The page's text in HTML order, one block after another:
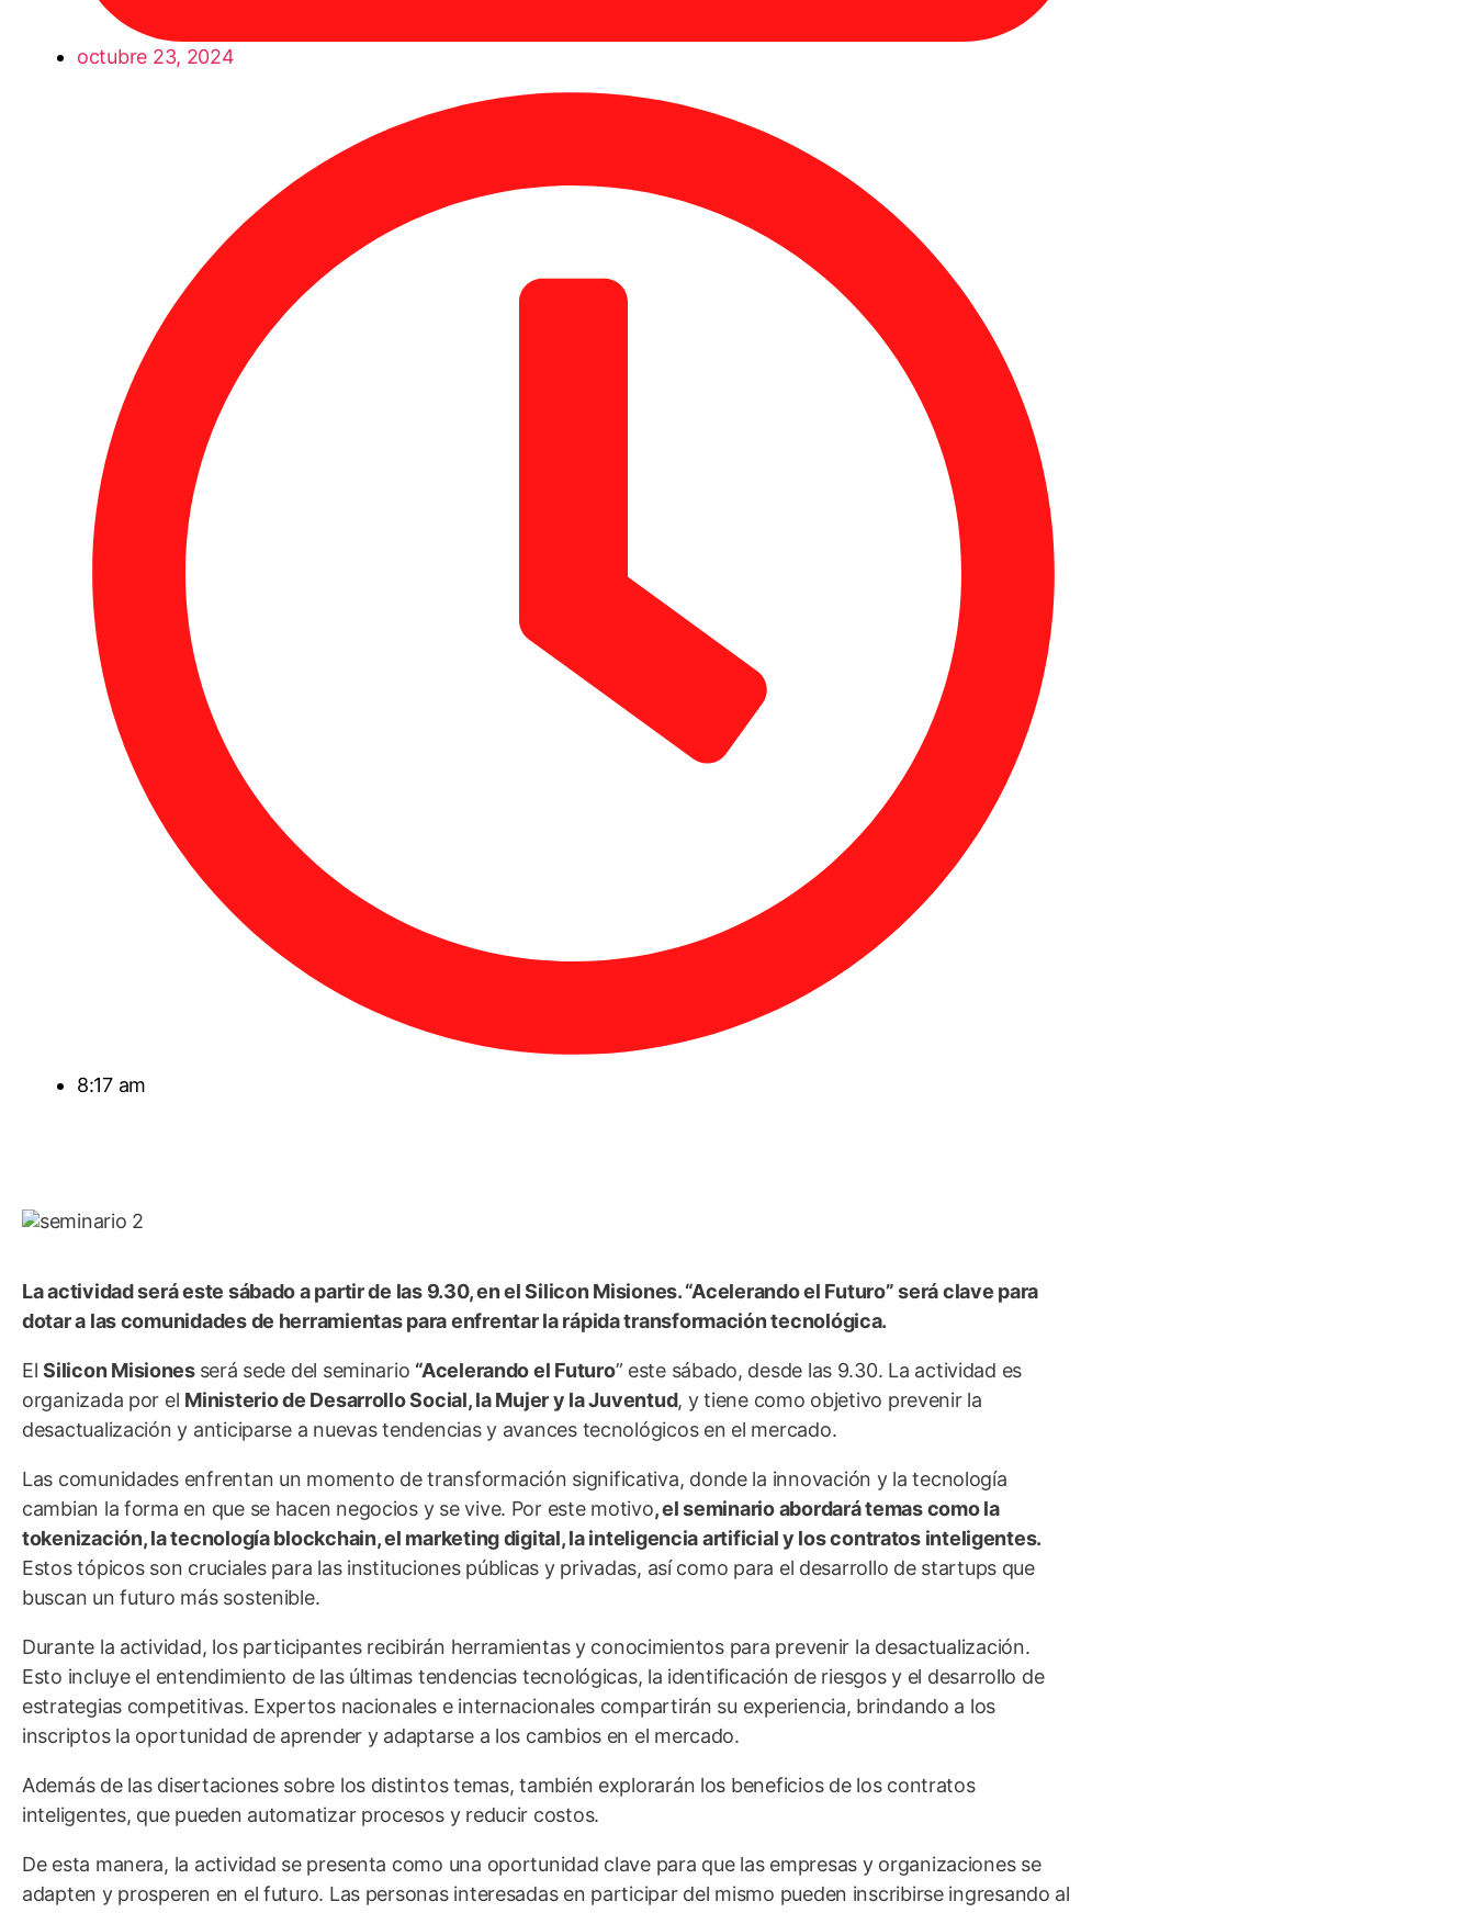
octubre 23, 2024
8:17 am
La actividad será este sábado a partir de las 9.30, en el Silicon Misiones. “Acelerando el Futuro” será clave para
dotar a las comunidades de herramientas para enfrentar la rápida transformación tecnológica.
ElSilicon Misiones será sede del seminario “Acelerando el Futuro” este sábado, desde las 9.30. La actividad es
organizada por el Ministerio de Desarrollo Social, la Mujer y la Juventud, y tiene como objetivo prevenir la
desactualización y anticiparse a nuevas tendencias y avances tecnológicos en el mercado.
Las comunidades enfrentan un momento de transformación significativa, donde la innovación y la tecnología
cambian la forma en que se hacen negocios y se vive. Por este motivo, el seminario abordará temas como la
tokenización, la tecnología blockchain, el marketing digital, la inteligencia artificial y los contratos inteligentes.
Estos tópicos son cruciales para las instituciones públicas y privadas, así como para el desarrollo de startups que
buscan un futuro más sostenible.
Durante la actividad, los participantes recibirán herramientas y conocimientos para prevenir la desactualización.
Esto incluye el entendimiento de las últimas tendencias tecnológicas, la identificación de riesgos y el desarrollo de
estrategias competitivas. Expertos nacionales e internacionales compartirán su experiencia, brindando a los
inscriptos la oportunidad de aprender y adaptarse a los cambios en el mercado.
Además de las disertaciones sobre los distintos temas, también explorarán los beneficios de los contratos
inteligentes, que pueden automatizar procesos y reducir costos.
De esta manera, la actividad se presenta como una oportunidad clave para que las empresas y organizaciones se
adapten y prosperen en el futuro. Las personas interesadas en participar del mismo pueden inscribirse ingresando al